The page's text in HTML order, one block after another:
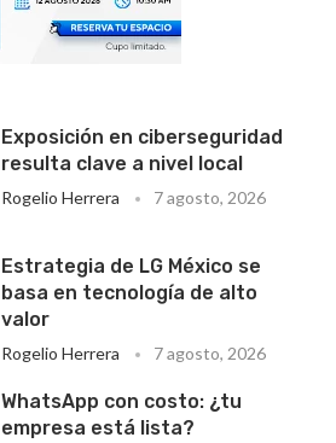
Exposición en ciberseguridad
resulta clave a nivel local
Rogelio Herrera 7 agosto, 2026
Estrategia de LG México se
basa en tecnología de alto
valor
Rogelio Herrera 7 agosto, 2026
WhatsApp con costo: ¿tu
empresa está lista?